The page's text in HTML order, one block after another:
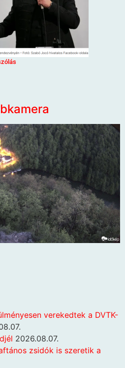
verekedtek a DVTK-
2026.08.07.
zsidók is szeretik a